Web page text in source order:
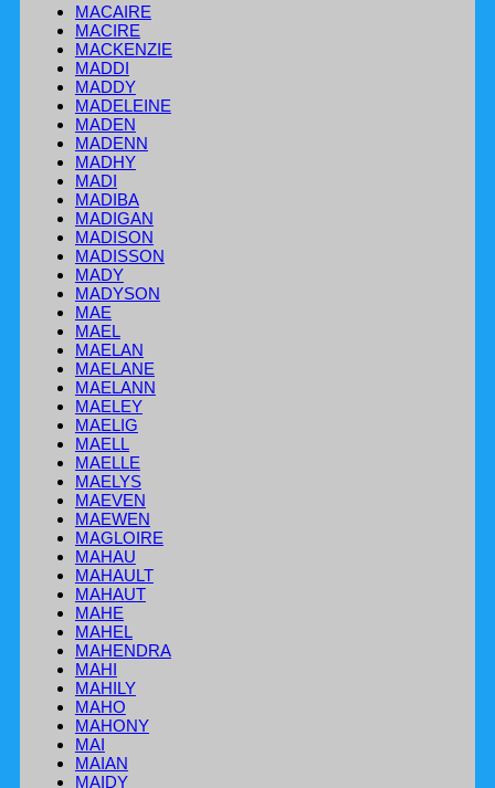
MACAIRE
MACIRE
MACKENZIE
MADDI
MADDY
MADELEINE
MADEN
MADENN
MADHY
MADI
MADIBA
MADIGAN
MADISON
MADISSON
MADY
MADYSON
MAE
MAEL
MAELAN
MAELANE
MAELANN
MAELEY
MAELIG
MAELL
MAELLE
MAELYS
MAEVEN
MAEWEN
MAGLOIRE
MAHAU
MAHAULT
MAHAUT
MAHE
MAHEL
MAHENDRA
MAHI
MAHILY
MAHO
MAHONY
MAI
MAIAN
MAIDY